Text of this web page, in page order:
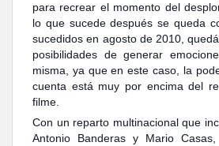
para recrear el momento del
lo que sucede después se queda
sucedidos en agosto de 2010,
posibilidades de generar
misma, ya que en este caso, la
cuenta está muy por encima del
filme.
Con un reparto multinacional que
Antonio Banderas y Mario